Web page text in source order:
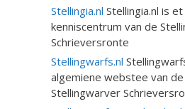
Stellingia.nl Stellingia.nl is
kenniscentrum van de
Schrieversronte
Stellingwarfs.nl
algemiene webstee van de
Stellingwarver